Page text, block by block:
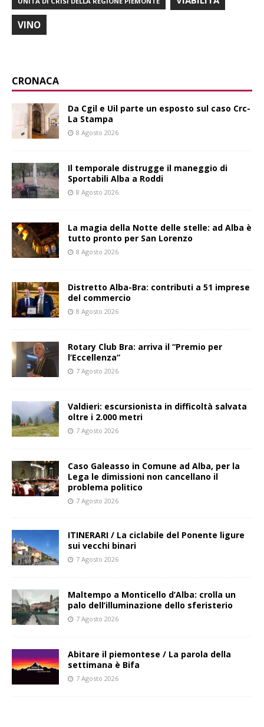
VINO
CRONACA
Da Cgil e Uil parte un esposto sul caso Crc-
La Stampa
8 Agosto 2026
Il temporale distrugge il maneggio di
Sportabili Alba a Roddi
8 Agosto 2026
La magia della Notte delle stelle: ad Alba è
tutto pronto per San Lorenzo
8 Agosto 2026
Distretto Alba-Bra: contributi a 51 imprese
del commercio
8 Agosto 2026
Rotary Club Bra: arriva il “Premio per
l’Eccellenza”
7 Agosto 2026
Valdieri: escursionista in difficoltà salvata
oltre i 2.000 metri
7 Agosto 2026
Caso Galeasso in Comune ad Alba, per la
Lega le dimissioni non cancellano il
problema politico
7 Agosto 2026
ITINERARI / La ciclabile del Ponente ligure
sui vecchi binari
7 Agosto 2026
Maltempo a Monticello d’Alba: crolla un
palo dell’illuminazione dello sferisterio
7 Agosto 2026
Abitare il piemontese / La parola della
settimana è Bifa
7 Agosto 2026